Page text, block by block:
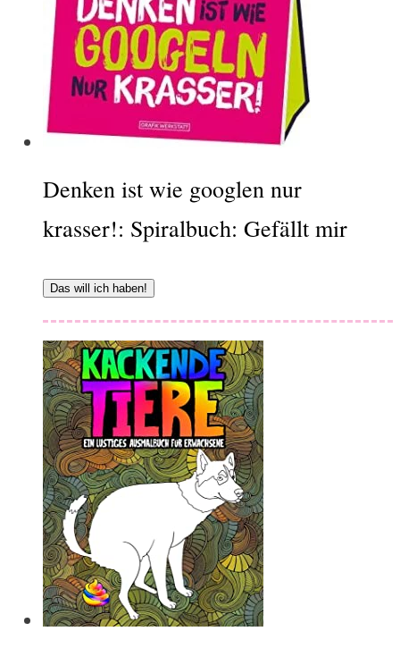
Denken ist wie googlen nur
krasser!: Spiralbuch: Gefällt mir
Das will ich haben!